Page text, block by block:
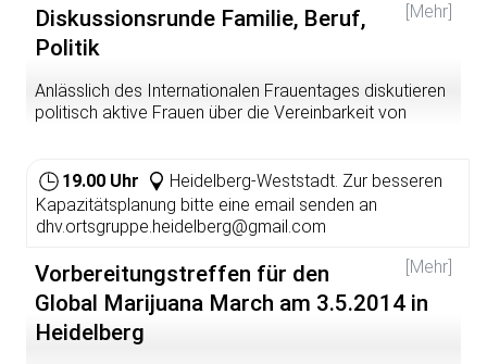
Infos:
DGB Heidelberg/ Rhein-Neckar, E-Mail:
mannheim@dgb.de
[Mehr]
Diskussionsrunde Familie, Beruf,
Politik
Anlässlich des Internationalen Frauentages diskutieren
politisch aktive Frauen über die Vereinbarkeit von
Veranstalter:
DGB Heidelberg/ Rhein-Neckar
Anmeldung:
19.00 Uhr
Heidelberg-Weststadt. Zur besseren
Kapazitätsplanung bitte eine email senden an
dhv.ortsgruppe.heidelberg@gmail.com
[Mehr]
Vorbereitungstreffen für den
Global Marijuana March am 3.5.2014 in
Heidelberg